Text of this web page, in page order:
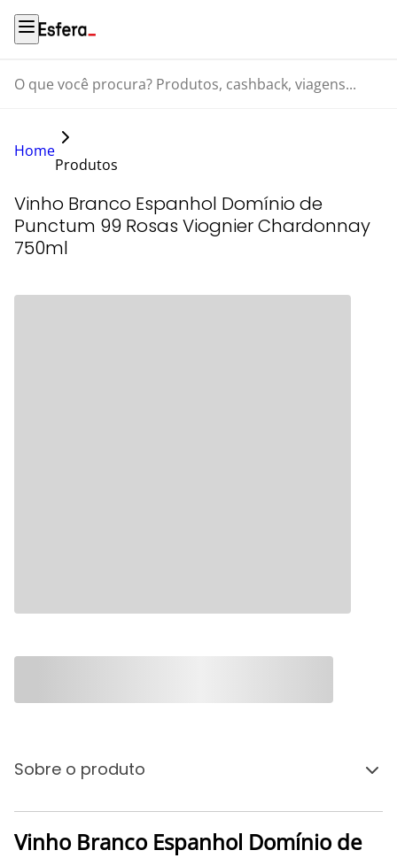
O que você procura? Produtos, cashback, viagens...
Home
Produtos
Vinho Branco Espanhol Domínio de
Punctum 99 Rosas Viognier Chardonnay
750ml
Sobre o produto
Vinho Branco Espanhol Domínio de